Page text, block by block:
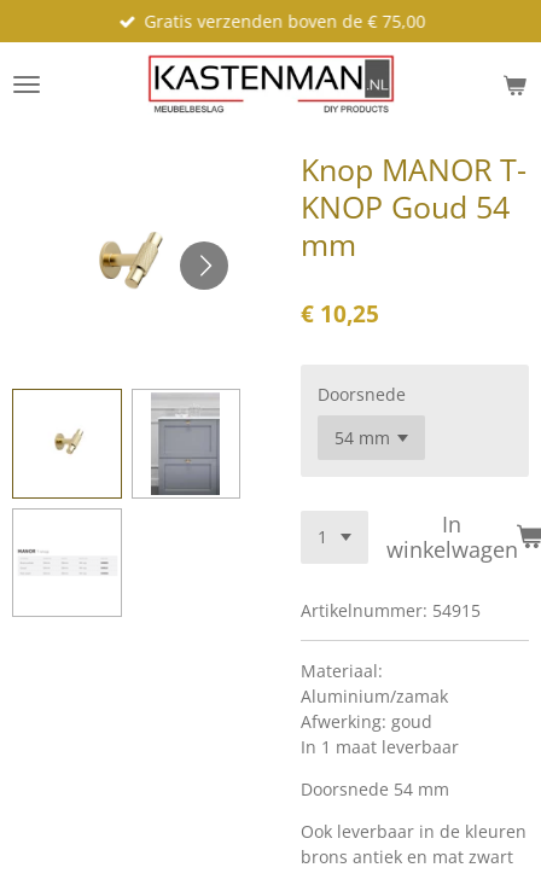
direct
naar
de
Gratis verzenden boven de € 75,00
Knop MANOR T-
KNOP Goud 54
mm
€ 10,25
Doorsnede
In
winkelwagen
Artikelnummer: 54915
Materiaal:
Aluminium/zamak
Afwerking: goud
In 1 maat leverbaar
Doorsnede 54 mm
Ook leverbaar in de kleuren
brons antiek en mat zwart